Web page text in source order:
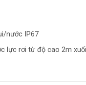
nước IP67
lực rơi từ độ cao 2m